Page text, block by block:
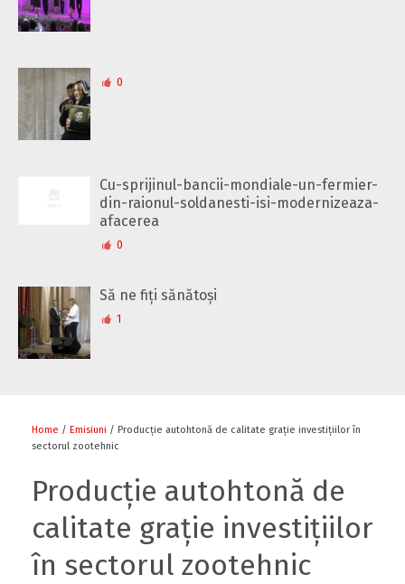
0
Cu-sprijinul-bancii-mondiale-un-fermier-
din-raionul-soldanesti-isi-modernizeaza-
afacerea
0
Să ne fiți sănătoși
1
Home / Emisiuni / Producție autohtonă de calitate grație investițiilor în
sectorul zootehnic
Producție autohtonă de
calitate grație investițiilor
în sectorul zootehnic